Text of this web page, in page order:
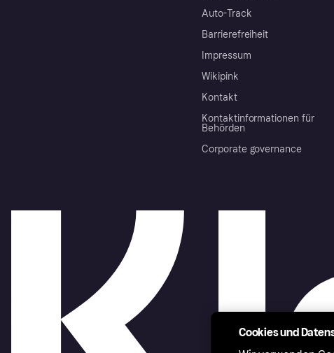
Auto-Track
Barrierefreiheit
Impressum
Wikipink
Kontakt
Kontaktinformationen für
Behörden
Corporate governance
Cookies und